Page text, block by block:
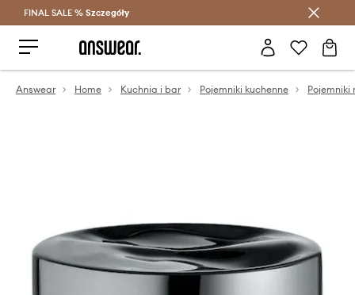
Oszczędzaj z Answear Club >
FINAL SALE % Szczegóły
Answear Home Kuchnia i bar Pojemniki kuchenne Pojemniki